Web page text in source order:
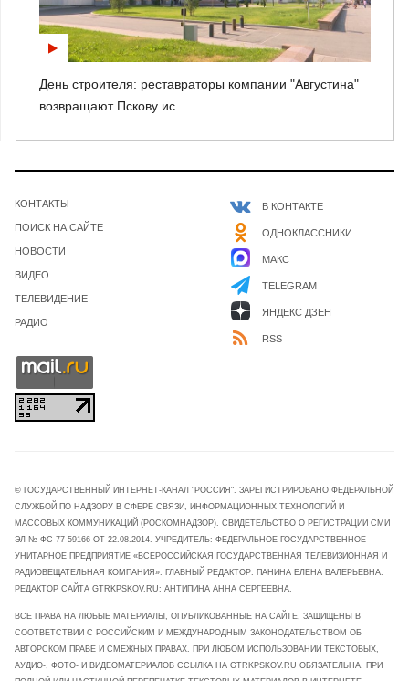
День строителя: реставраторы компании "Августина"
возвращают Пскову ис...
КОНТАКТЫ
ПОИСК НА САЙТЕ
НОВОСТИ
ВИДЕО
ТЕЛЕВИДЕНИЕ
РАДИО
В КОНТАКТЕ
ОДНОКЛАССНИКИ
МАКС
TELEGRAM
ЯНДЕКС ДЗЕН
RSS
© ГОСУДАРСТВЕННЫЙ ИНТЕРНЕТ-КАНАЛ "РОССИЯ". ЗАРЕГИСТРИРОВАНО ФЕДЕРАЛЬНОЙ
СЛУЖБОЙ ПО НАДЗОРУ В СФЕРЕ СВЯЗИ, ИНФОРМАЦИОННЫХ ТЕХНОЛОГИЙ И
МАССОВЫХ КОММУНИКАЦИЙ (РОСКОМНАДЗОР). СВИДЕТЕЛЬСТВО О РЕГИСТРАЦИИ СМИ
ЭЛ № ФС 77-59166 ОТ 22.08.2014. УЧРЕДИТЕЛЬ: ФЕДЕРАЛЬНОЕ ГОСУДАРСТВЕННОЕ
УНИТАРНОЕ ПРЕДПРИЯТИЕ «ВСЕРОССИЙСКАЯ ГОСУДАРСТВЕННАЯ ТЕЛЕВИЗИОННАЯ И
РАДИОВЕЩАТЕЛЬНАЯ КОМПАНИЯ». ГЛАВНЫЙ РЕДАКТОР: ПАНИНА ЕЛЕНА ВАЛЕРЬЕВНА.
РЕДАКТОР САЙТА GTRKPSKOV.RU: АНТИПИНА АННА СЕРГЕЕВНА.
ВСЕ ПРАВА НА ЛЮБЫЕ МАТЕРИАЛЫ, ОПУБЛИКОВАННЫЕ НА САЙТЕ, ЗАЩИЩЕНЫ В
СООТВЕТСТВИИ С РОССИЙСКИМ И МЕЖДУНАРОДНЫМ ЗАКОНОДАТЕЛЬСТВОМ ОБ
АВТОРСКОМ ПРАВЕ И СМЕЖНЫХ ПРАВАХ. ПРИ ЛЮБОМ ИСПОЛЬЗОВАНИИ ТЕКСТОВЫХ,
АУДИО-, ФОТО- И ВИДЕОМАТЕРИАЛОВ ССЫЛКА НА GTRKPSKOV.RU ОБЯЗАТЕЛЬНА. ПРИ